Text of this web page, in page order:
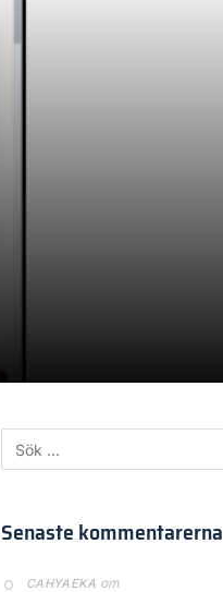
Senaste kommentarerna
CAHYAEKA om